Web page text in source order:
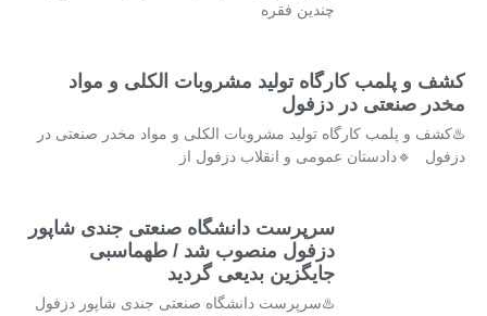
چندین فقره
کشف و پلمب کارگاه تولید مشروبات الکلی و مواد
مخدر صنعتی در دزفول
♨️کشف و پلمب کارگاه تولید مشروبات الکلی و مواد مخدر صنعتی در
دزفول 🔹دادستان عمومی و انقلاب دزفول از
سرپرست دانشگاه صنعتی جندی شاپور
دزفول منصوب شد / طهماسبی
جایگزین بدیعی گردید
♨️سرپرست دانشگاه صنعتی جندی شاپور دزفول